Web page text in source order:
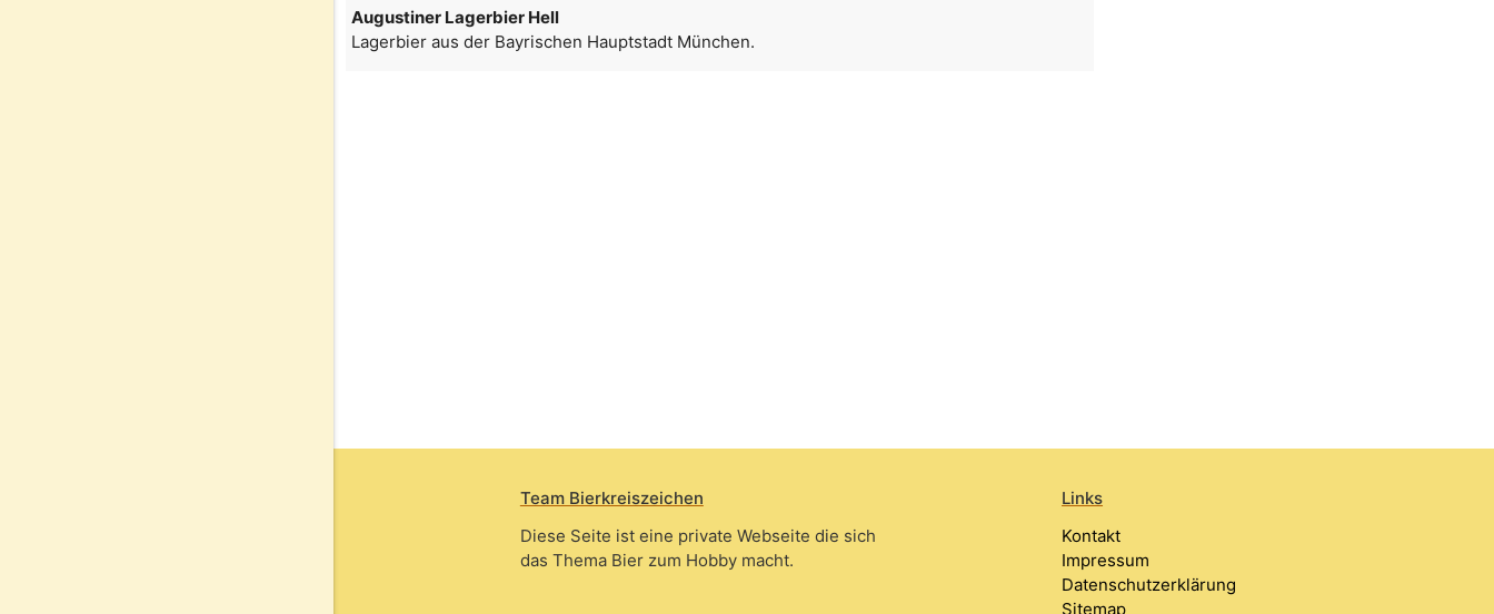
Augustiner Lagerbier Hell
Lagerbier aus der Bayrischen Hauptstadt München.
Team Bierkreiszeichen
Diese Seite ist eine private Webseite die sich
das Thema Bier zum Hobby macht.
Links
Kontakt
Impressum
Datenschutzerklärung
Sitemap